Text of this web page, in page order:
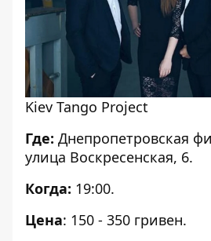
Kiev Tango Project
Где: Днепропетровская
улица Воскресенская, 6.
Когда: 19:00.
Цена: 150 - 350 гривен.